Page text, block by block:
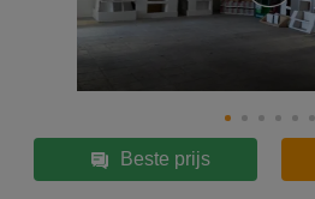
Beste prijs